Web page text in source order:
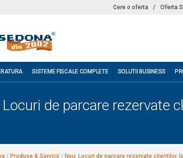
Cere o oferta / Oferta
SISTEME FISCALE COMPLETE SOLUTII BUSINESS
Locuri de parcare rezervate
/ Produse & Servicii / Nou: Locuri de parcare rezervate clientilor,